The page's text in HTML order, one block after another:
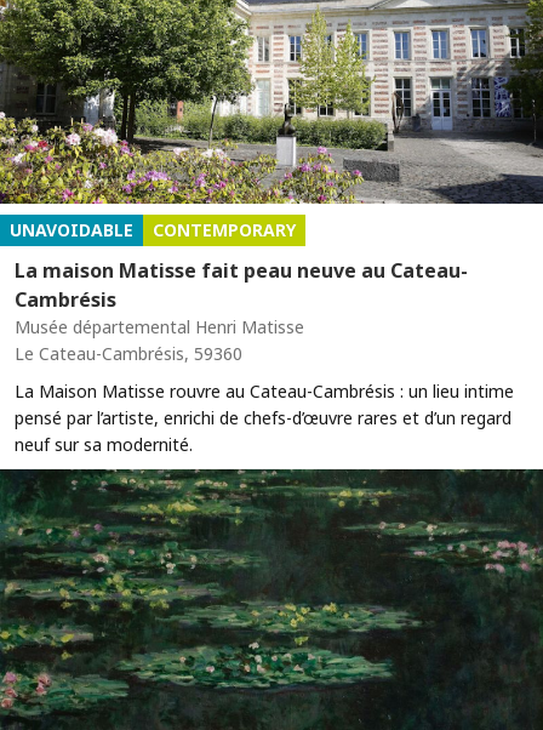
UNAVOIDABLE CONTEMPORARY
La maison Matisse fait peau neuve au Cateau-
Cambrésis
Musée départemental Henri Matisse
Le Cateau-Cambrésis, 59360
La Maison Matisse rouvre au Cateau-Cambrésis : un lieu intime
pensé par l’artiste, enrichi de chefs-d’œuvre rares et d’un regard
neuf sur sa modernité.